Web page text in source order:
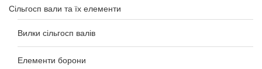
Сільгосп вали та їх елементи
Вилки сільгосп валів
Елементи борони